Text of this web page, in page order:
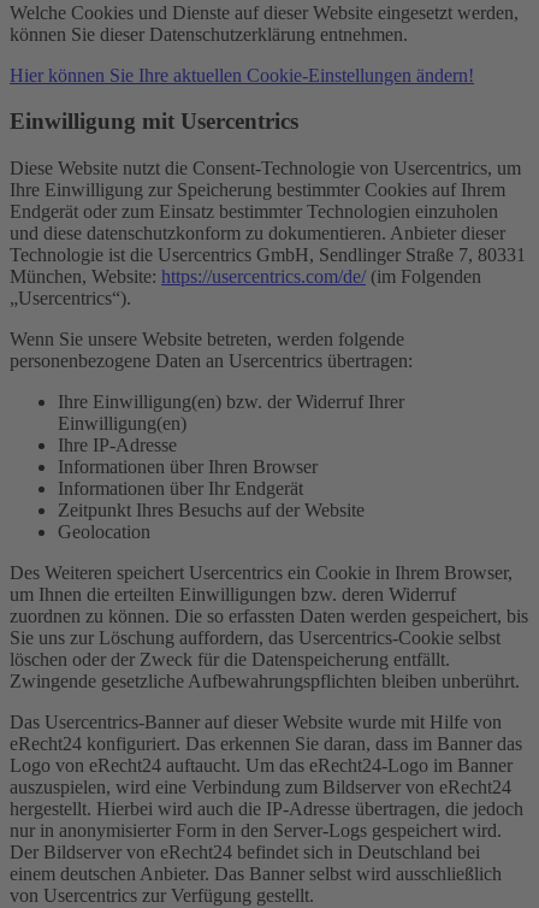
Welche Cookies und Dienste auf dieser Website eingesetzt werden,
können Sie dieser Datenschutzerklärung entnehmen.
Hier können Sie Ihre aktuellen Cookie-Einstellungen ändern!
Einwilligung mit Usercentrics
Diese Website nutzt die Consent-Technologie von Usercentrics, um
Ihre Einwilligung zur Speicherung bestimmter Cookies auf Ihrem
Endgerät oder zum Einsatz bestimmter Technologien einzuholen
und diese datenschutzkonform zu dokumentieren. Anbieter dieser
Technologie ist die Usercentrics GmbH, Sendlinger Straße 7, 80331
München, Website: https://usercentrics.com/de/ (im Folgenden
„Usercentrics“).
Wenn Sie unsere Website betreten, werden folgende
personenbezogene Daten an Usercentrics übertragen:
Ihre Einwilligung(en) bzw. der Widerruf Ihrer
Einwilligung(en)
Ihre IP-Adresse
Informationen über Ihren Browser
Informationen über Ihr Endgerät
Zeitpunkt Ihres Besuchs auf der Website
Geolocation
Des Weiteren speichert Usercentrics ein Cookie in Ihrem Browser,
um Ihnen die erteilten Einwilligungen bzw. deren Widerruf
zuordnen zu können. Die so erfassten Daten werden gespeichert, bis
Sie uns zur Löschung auffordern, das Usercentrics-Cookie selbst
löschen oder der Zweck für die Datenspeicherung entfällt.
Zwingende gesetzliche Aufbewahrungspflichten bleiben unberührt.
Das Usercentrics-Banner auf dieser Website wurde mit Hilfe von
eRecht24 konfiguriert. Das erkennen Sie daran, dass im Banner das
Logo von eRecht24 auftaucht. Um das eRecht24-Logo im Banner
auszuspielen, wird eine Verbindung zum Bildserver von eRecht24
hergestellt. Hierbei wird auch die IP-Adresse übertragen, die jedoch
nur in anonymisierter Form in den Server-Logs gespeichert wird.
Der Bildserver von eRecht24 befindet sich in Deutschland bei
einem deutschen Anbieter. Das Banner selbst wird ausschließlich
von Usercentrics zur Verfügung gestellt.